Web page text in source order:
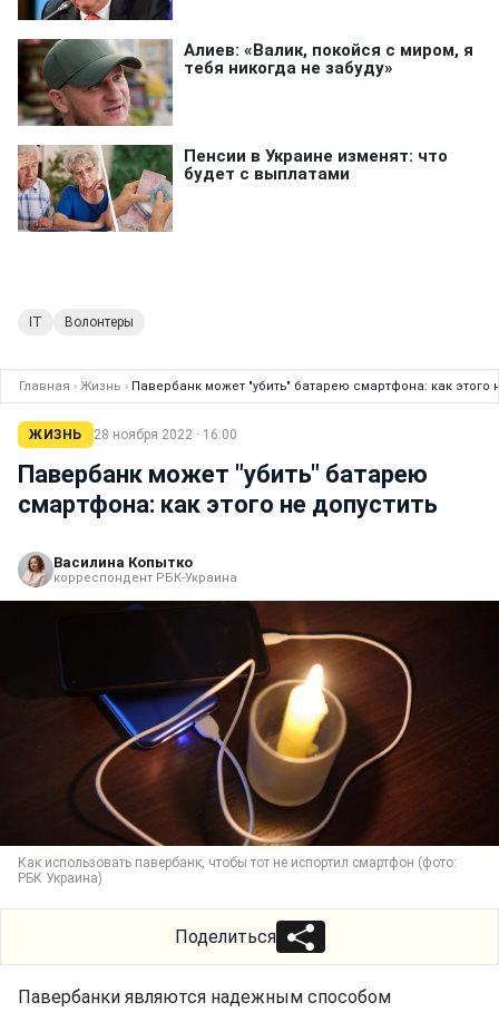
IT Волонтеры
Главная › Жизнь › Павербанк может "убить" батарею смартфона: как этого
ЖИЗНЬ 28 ноября 2022 · 16:00
Павербанк может "убить" батарею
смартфона: как этого не допустить
Василина Копытко
корреспондент РБК-Украина
Как использовать павербанк, чтобы тот не испортил смартфон (фото:
РБК Украина)
Поделиться
Павербанки являются надежным способом